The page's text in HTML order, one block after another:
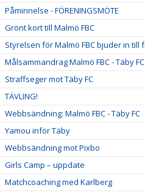
Påminnelse - FÖRENINGSMÖTE
Grönt kort till Malmö FBC
Styrelsen för Malmö FBC bjuder in till
Målsammandrag Malmö FBC - Täby FC
Straffseger mot Täby FC
TÄVLING!
Webbsändning: Malmö FBC - Täby FC
Yamou inför Täby
Webbsändning mot Pixbo
Girls Camp – uppdate
Matchcoaching med Karlberg